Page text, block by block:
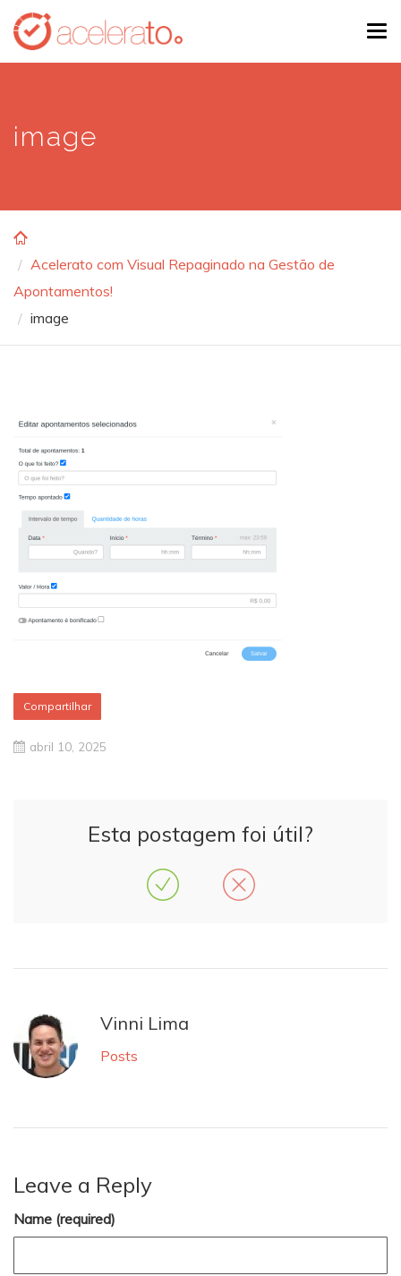
Skip
main
image
Acelerato com Visual Repaginado na Gestão de
Apontamentos!
image
Compartilhar
abril 10, 2025
Esta postagem foi útil?
Vinni Lima
Posts
Leave a Reply
Name (required)